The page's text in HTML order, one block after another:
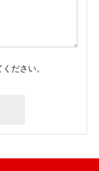
ださい。